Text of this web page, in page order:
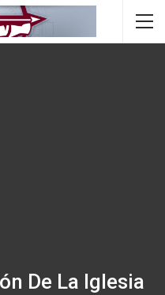
De La Iglesia